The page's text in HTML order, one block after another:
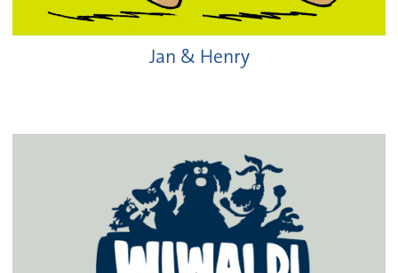
Jan & Henry